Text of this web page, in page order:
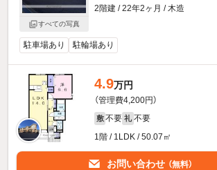
すべての写真
2階建 / 22年2ヶ月 / 木造
駐車場あり 駐輪場あり
4.9万円
（管理費4,200円）
敷 不要 礼 不要
1階 / 1LDK / 50.07㎡
お問い合わせ （無料）